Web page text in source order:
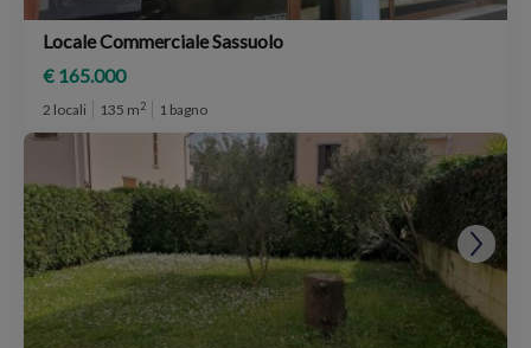
Locale Commerciale Sassuolo
€ 165.000
2 locali 135 m2 1 bagno